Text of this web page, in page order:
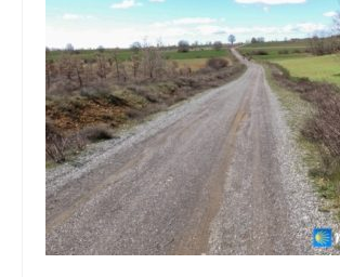
Curiosidades no Caminho
Celular no Caminho
Tecnologia
Baixe a lista do que Colocar na Mochila
Historias de Peregrinos
Envie sua Pergunta…